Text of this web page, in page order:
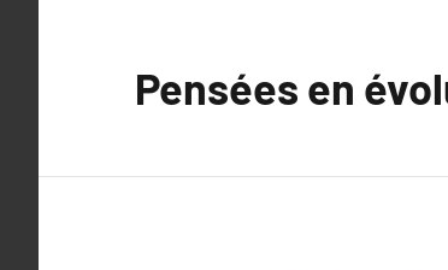
Pensées en